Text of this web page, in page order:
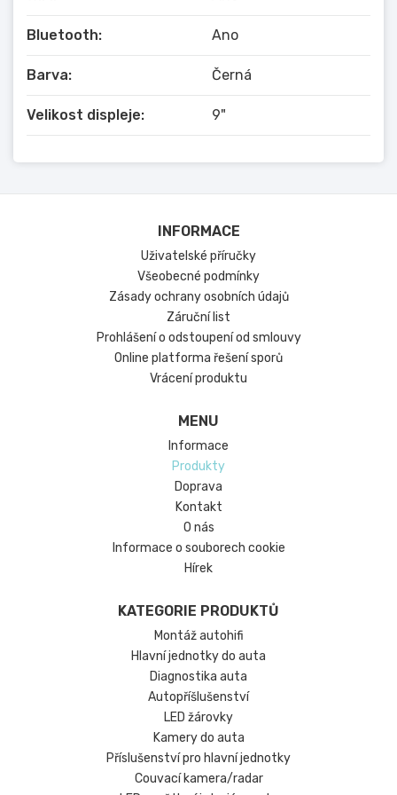
Jednoduše řečeno: více RAM = rychlejší hlavní
jednotka.
Android Auto je stejně jako Carplay schopen
Podrobný popis produktu:
• Systém:Android 12 nebo novější
• Výstup subwooferu
• GPS navigace:Waze, Google Maps,
Android Maps Navigation, atd.
• Výstup ovládání řízení.
• Výstup couvací kamery
• Bluetooth 5.0
• Zabudovaný mikrofon
• Přehrávač videa/filmů
zrcadlení displeje zařízení iPad,
iPhone a Android na displej Car HiFi
Video, Audio, Couvací kamera,
Externí mikrofon, Rádiová anténa, GPS
anténa, Subwoofer
Další doplňky:
Nabíjení telefonu
USB, přehrávání obrázků a videa
Online přehrávání: TV, Film, Spotify, Rádio,
Youtube, Netflix, HBOGo atd
Online komunikace: Twitter, Facebook, Gmail,
Viber atd.
Google Play obchod
Bluetooth: Ano
Barva: Černá
Velikost displeje: 9"
INFORMACE
Uživatelské příručky
Všeobecné podmínky
Zásady ochrany osobních údajů
Záruční list
Prohlášení o odstoupení od smlouvy
Online platforma řešení sporů
Vrácení produktu
MENU
Informace
Produkty
Doprava
Kontakt
O nás
Informace o souborech cookie
Hírek
KATEGORIE PRODUKTŮ
Montáž autohifi
Hlavní jednotky do auta
Diagnostika auta
Autopříšlušenství
LED žárovky
Kamery do auta
Příslušenství pro hlavní jednotky
Couvací kamera/radar